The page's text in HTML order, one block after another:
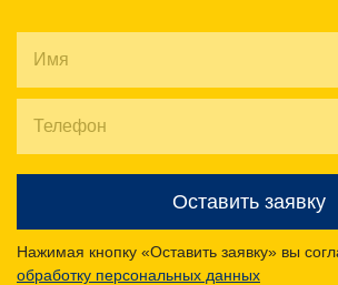
Оставить заявку
Нажимая кнопку «Оставить заявку» вы
обработку персональных данных